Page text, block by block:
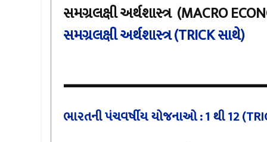
સમગ્રલક્ષી અર્થશાસ્ત્ર (MACRO
સમગ્રલક્ષી અર્થશાસ્ત્ર (TRICK સાથે)
ભારતની પંચવર્ષીય યોજનાઓ : 1 થી 12